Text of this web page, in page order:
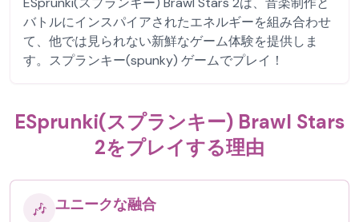
バトルにインスパイアされたエネルギーを組み合わせ
て、他では見られない新鮮なゲーム体験を提供しま
す。スプランキー(spunky) ゲームでプレイ！
ESprunki(スプランキー) Brawl Stars
2をプレイする理由
🎶 ユニークな融合